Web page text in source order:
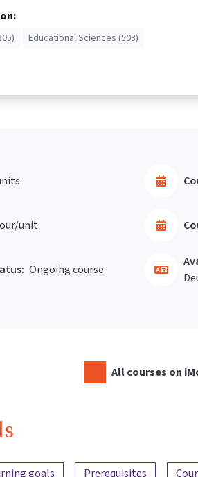
Educational Sciences (503)
unit
Ongoing course
All courses on
goals Prerequisites